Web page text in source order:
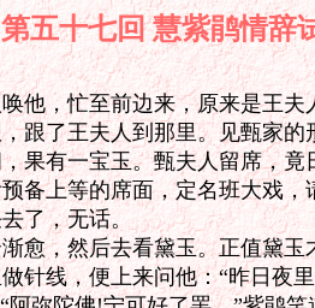
第五十七回 慧紫鹃